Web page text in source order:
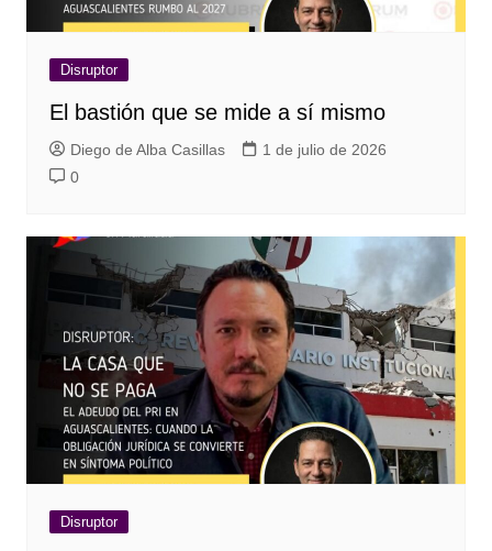
Disruptor
El bastión que se mide a sí mismo
Diego de Alba Casillas
1 de julio de 2026
0
Disruptor